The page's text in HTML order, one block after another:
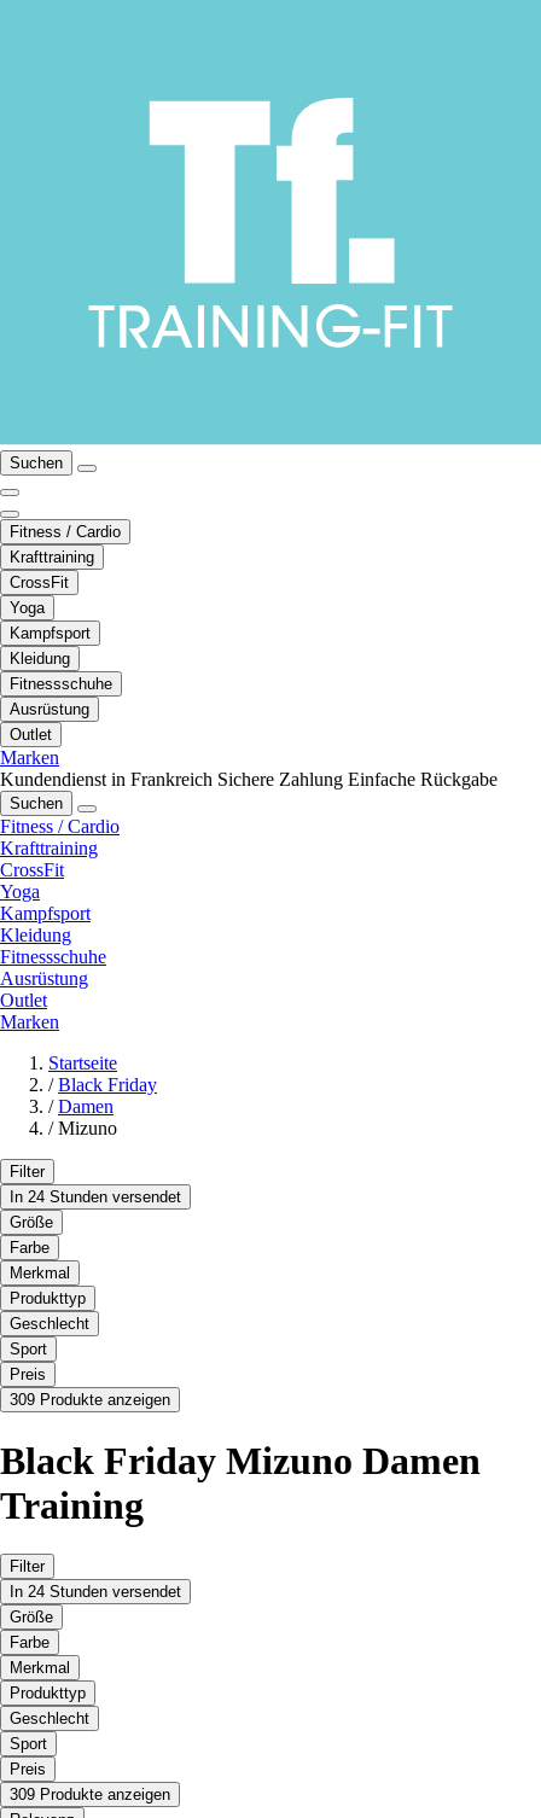
Suchen
Fitness / Cardio
Krafttraining
CrossFit
Yoga
Kampfsport
Kleidung
Fitnessschuhe
Ausrüstung
Outlet
Marken
Kundendienst in Frankreich Sichere Zahlung Einfache Rückgabe
Suchen
Fitness / Cardio
Krafttraining
CrossFit
Yoga
Kampfsport
Kleidung
Fitnessschuhe
Ausrüstung
Outlet
Marken
Startseite
/ Black Friday
/ Damen
/ Mizuno
Filter
In 24 Stunden versendet
Größe
Farbe
Merkmal
Produkttyp
Geschlecht
Sport
Preis
309 Produkte anzeigen
Black Friday Mizuno Damen
Training
Filter
In 24 Stunden versendet
Größe
Farbe
Merkmal
Produkttyp
Geschlecht
Sport
Preis
309 Produkte anzeigen